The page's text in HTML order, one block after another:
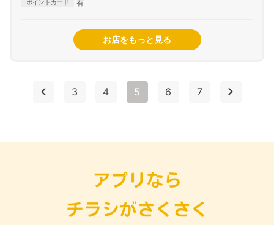
ポイントカード 有
お店をもっと見る
3 4 5 6 7